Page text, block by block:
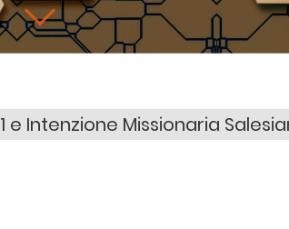
e Intenzione Missionaria